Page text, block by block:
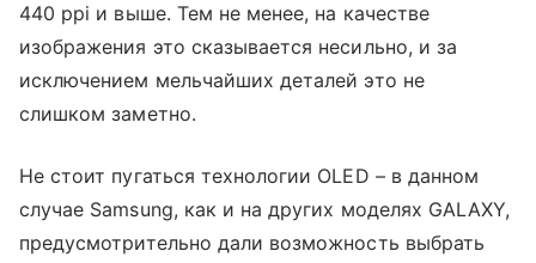
440 ppi и выше. Тем не менее, на качестве
изображения это сказывается несильно, и за
исключением мельчайших деталей это не
слишком заметно.
Не стоит пугаться технологии OLED – в данном
случае Samsung, как и на других моделях GALAXY,
предусмотрительно дали возможность выбрать